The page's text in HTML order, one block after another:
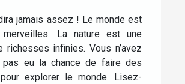
jamais assez ! Le monde est
La nature est une
richesses infinies. Vous n’avez
pas eu la chance de faire des
explorer le monde. Lisez-